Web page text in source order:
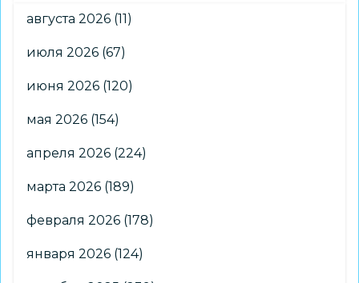
соревнованиям
августа 2026 (11)
июля 2026 (67)
июня 2026 (120)
мая 2026 (154)
апреля 2026 (224)
марта 2026 (189)
февраля 2026 (178)
января 2026 (124)